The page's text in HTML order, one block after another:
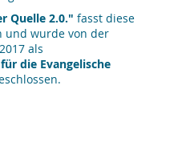
Quelle 2.0." fasst diese
und wurde von der
als
die Evangelische